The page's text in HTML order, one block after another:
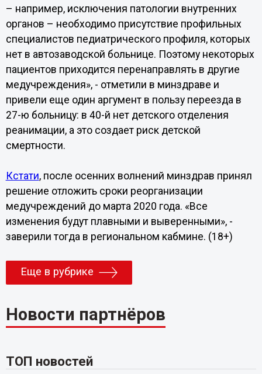
– например, исключения патологии внутренних
органов – необходимо присутствие профильных
специалистов педиатрического профиля, которых
нет в автозаводской больнице. Поэтому некоторых
пациентов приходится перенаправлять в другие
медучреждения», - отметили в минздраве и
привели еще один аргумент в пользу переезда в
27-ю больницу: в 40-й нет детского отделения
реанимации, а это создает риск детской
смертности.
Кстати, после осенних волнений минздрав принял
решение отложить сроки реорганизации
медучреждений до марта 2020 года. «Все
изменения будут плавными и выверенными», -
заверили тогда в региональном кабмине. (18+)
Еще в рубрике
Новости партнёров
ТОП новостей